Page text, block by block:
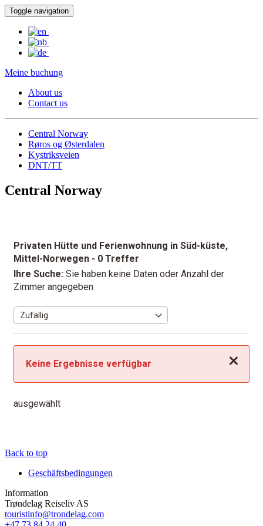
Toggle navigation
Meine buchung
About us
Contact us
Central Norway
Røros og Østerdalen
Kystriksveien
DNT/TT
Central Norway
Privaten Hütte und Ferienwohnung in Süd-küste,
Mittel-Norwegen - 0 Treffer
Ihre Suche: Sie haben keine Daten oder Anzahl der
Zimmer angegeben
Schließen
Keine Ergebnisse verfügbar
ausgewählt
Back to top
Geschäftsbedingungen
Information
Trøndelag Reiseliv AS
touristinfo@trondelag.com